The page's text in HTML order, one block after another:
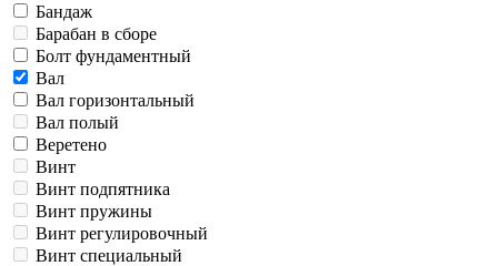
Бандаж
Барабан в сборе
Болт фундаментный
Вал
Вал горизонтальный
Вал полый
Веретено
Винт
Винт подпятника
Винт пружины
Винт регулировочный
Винт специальный